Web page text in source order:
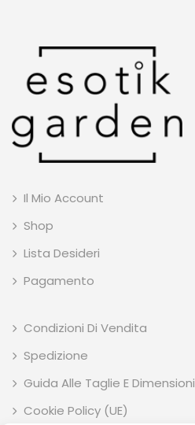
Il Mio Account
Shop
Lista Desideri
Pagamento
Condizioni Di Vendita
Spedizione
Guida Alle Taglie E Dimensioni
Cookie Policy (UE)